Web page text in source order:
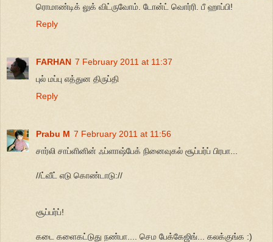
ரொமாண்டிக் லுக் விட்ருவோம். டோன்ட் வொர்ரி. பீ ஹாப்பி!
Reply
FARHAN 7 February 2011 at 11:37
புல் மப்பு எத்துன திருப்தி
Reply
Prabu M 7 February 2011 at 11:56
சார்லி சாப்ளினின் ஃப்ளாஷ்பேக் நினைவுகல் சூப்பர்ப் பிரபா...
//ட்வீட் எடு கொண்டாடு://
சூப்பர்ப்!
கடை களைகட்டுது நண்பா.... செம பேக்கேஜிங்... கலக்குங்க :)